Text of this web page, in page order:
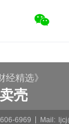
末，该
组，有望
，江苏吴
料在合作
报告期内
经精选》
壳
6969 Mail: